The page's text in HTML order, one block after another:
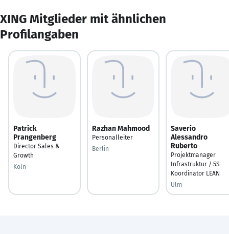
XING Mitglieder mit ähnlichen
Profilangaben
Patrick
Prangenberg
Director Sales &
Growth
Köln
Razhan Mahmood
Personalleiter
Berlin
Saverio
Alessandro
Ruberto
Projektmanager
Infrastruktur / 5S
Koordinator LEAN
Ulm